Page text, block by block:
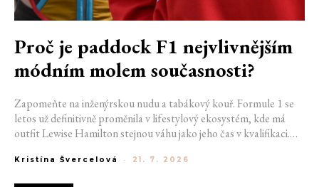
Proč je paddock F1 nejvlivnějším
módním molem současnosti?
Zapomeňte na inženýrskou nudu a tabákový kouř. Formule 1 se
letos už definitivně proměnila v lifestylový ekosystém, kde má
outfit Lewise Hamilton stejnou váhu jako jeho čas v kvalifikaci.
nové generace influencerů a fenoménu manželek a partnerek
Kristína Švercelová - 21. 7. 2026